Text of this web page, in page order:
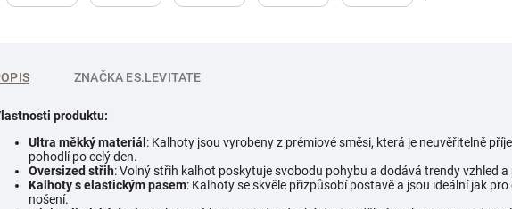
ZNAČKA ES.LEVITATE
produktu:
Ultra měkký materiál : Kalhoty jsou vyrobeny z prémiové směsi, která je neuvěřitelně
pohodlí po celý den.
Oversized střih: Volný střih kalhot poskytuje svobodu pohybu a dodává trendy vzhled a
Kalhoty s elastickým pasem: Kalhoty se skvěle přizpůsobí postavě a jsou ideální jak
nošení.